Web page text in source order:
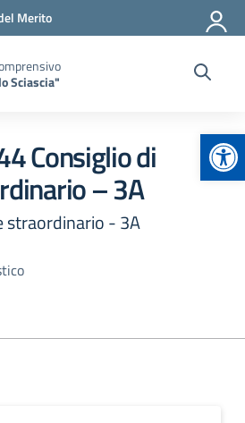
Merito
Sciascia"
Consiglio di
– 3A
straordinario - 3A